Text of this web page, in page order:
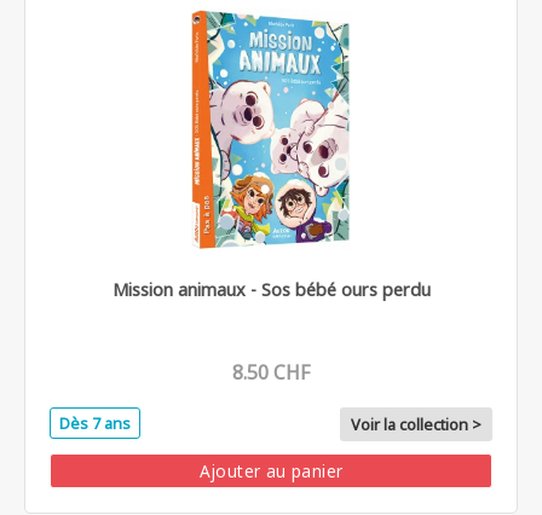
Mission animaux - Sos bébé ours perdu
8.50 CHF
Dès 7 ans Voir la collection >
Ajouter au panier